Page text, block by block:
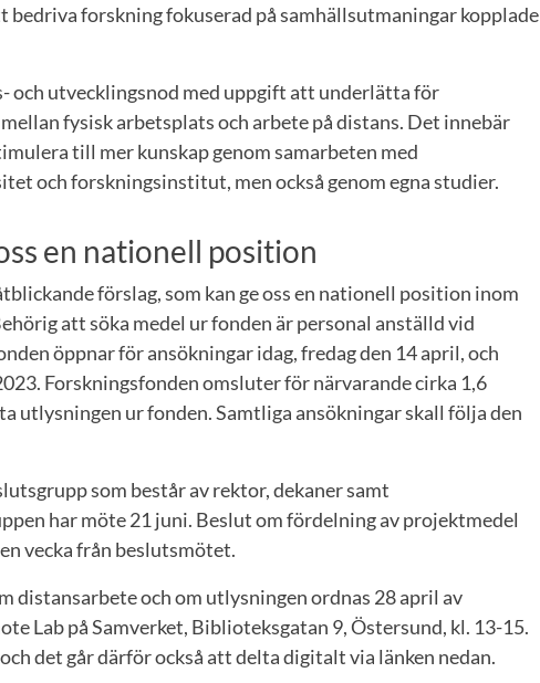
forskning fokuserad på samhällsutmaningar kopplade
och utvecklingsnod med uppgift att underlätta för
fysisk arbetsplats och arbete på distans. Det innebär
till mer kunskap genom samarbeten med
och forskningsinstitut, men också genom egna studier.
en nationell position
förslag, som kan ge oss en nationell position inom
att söka medel ur fonden är personal anställd vid
öppnar för ansökningar idag, fredag den 14 april, och
Forskningsfonden omsluter för närvarande cirka 1,6
utlysningen ur fonden. Samtliga ansökningar skall följa den
som består av rektor, dekaner samt
har möte 21 juni. Beslut om fördelning av projektmedel
vecka från beslutsmötet.
distansarbete och om utlysningen ordnas 28 april av
Lab på Samverket, Biblioteksgatan 9, Östersund, kl. 13-15.
det går därför också att delta digitalt via länken nedan.